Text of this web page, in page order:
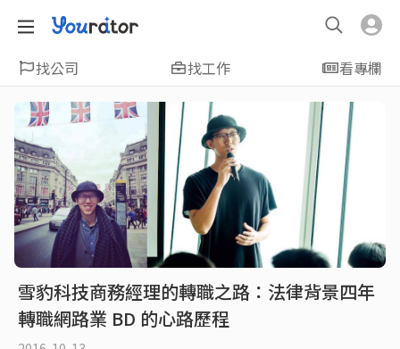
找公司 找工作 看專欄
雪豹科技商務經理的轉職之路：法律背景四年
轉職網路業 BD 的心路歷程